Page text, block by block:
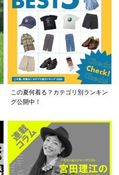
この夏何着る？カテゴリ別ランキン
グ公開中！